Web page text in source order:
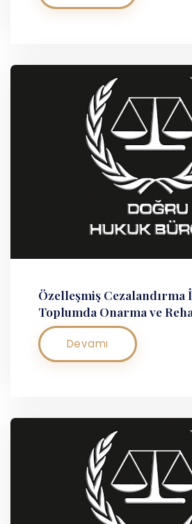
Özelleşmiş
Toplumda Onarma ve
Devamı